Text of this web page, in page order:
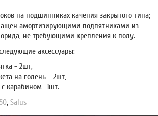
на подшипниках качения закрытого типа;
амортизирующими подпятниками из
не требующими крепления к полу.
аксессуары:
- 2шт,
на голень - 2шт,
карабином- 1шт.
, Salus